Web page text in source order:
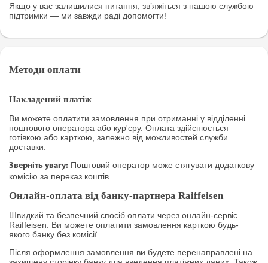
Якщо у вас залишилися питання, зв’яжіться з нашою службою
підтримки — ми завжди раді допомогти!
Методи оплати
Накладений платіж
Ви можете оплатити замовлення при отриманні у відділенні
поштового оператора або кур'єру. Оплата здійснюється
готівкою або карткою, залежно від можливостей служби
доставки.
Зверніть увагу: Поштовий оператор може стягувати додаткову
комісію за переказ коштів.
Онлайн-оплата від банку-партнера Raiffeisen
Швидкий та безпечний спосіб оплати через онлайн-сервіс
Raiffeisen. Ви можете оплатити замовлення карткою будь-
якого банку без комісії.
Після оформлення замовлення ви будете перенаправлені на